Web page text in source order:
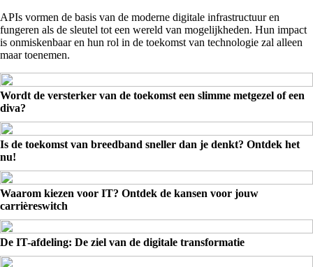
APIs vormen de basis van de moderne digitale infrastructuur en
fungeren als de sleutel tot een wereld van mogelijkheden. Hun impact
is onmiskenbaar en hun rol in de toekomst van technologie zal alleen
maar toenemen.
Wordt de versterker van de toekomst een slimme metgezel of een
diva?
Is de toekomst van breedband sneller dan je denkt? Ontdek het
nu!
Waarom kiezen voor IT? Ontdek de kansen voor jouw
carrièreswitch
De IT-afdeling: De ziel van de digitale transformatie